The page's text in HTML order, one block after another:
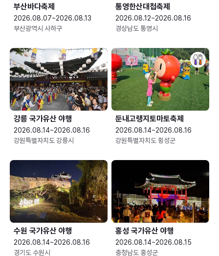
부산바다축제
2026.08.07~2026.08.13
부산광역시 사하구
통영한산대첩축제
2026.08.12~2026.08.16
경상남도 통영시
강릉 국가유산 야행
2026.08.14~2026.08.16
강원특별자치도 강릉시
둔내고랭지토마토축제
2026.08.14~2026.08.16
강원특별자치도 횡성군
수원 국가유산 야행
2026.08.14~2026.08.16
경기도 수원시
홍성 국가유산 야행
2026.08.14~2026.08.15
충청남도 홍성군